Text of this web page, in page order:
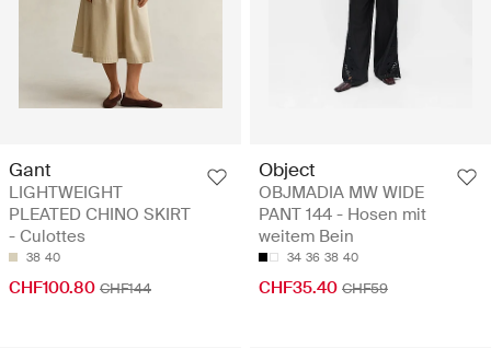
Gant
LIGHTWEIGHT
PLEATED CHINO SKIRT
- Culottes
38 40
CHF100.80 CHF144
Object
OBJMADIA MW WIDE
PANT 144 - Hosen mit
weitem Bein
34 36 38 40
CHF35.40 CHF59